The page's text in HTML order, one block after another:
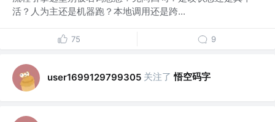
活？人为主还是机器跑？本地调用还是跨...
75 9
user1699129799305 关注了 悟空码字